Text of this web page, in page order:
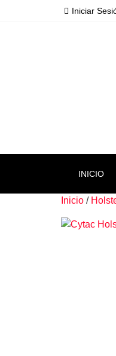
Iniciar
INICIO
Inicio /